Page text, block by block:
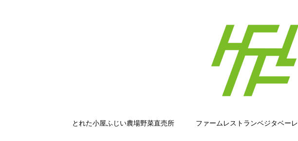
とれた小屋ふじい農場野菜直売所 ファームレストランベジタベーレ